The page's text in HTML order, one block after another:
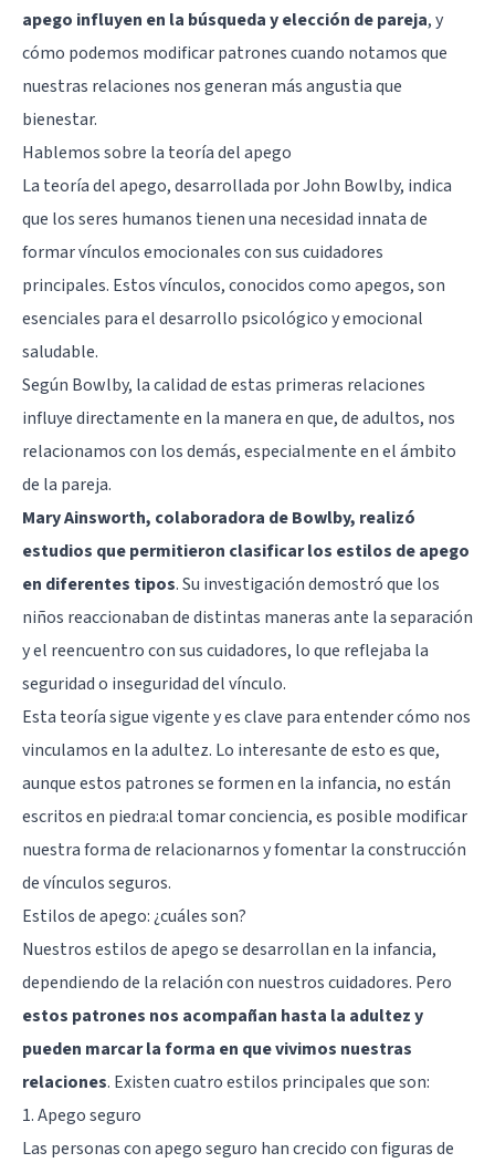
apego influyen en la búsqueda y elección de pareja, y
cómo podemos modificar patrones cuando notamos que
nuestras relaciones nos generan más angustia que
bienestar.
Hablemos sobre la teoría del apego
La teoría del apego, desarrollada por John Bowlby, indica
que los seres humanos tienen una necesidad innata de
formar vínculos emocionales con sus cuidadores
principales. Estos vínculos, conocidos como apegos, son
esenciales para el desarrollo psicológico y emocional
saludable.
Según Bowlby, la calidad de estas primeras relaciones
influye directamente en la manera en que, de adultos, nos
relacionamos con los demás, especialmente en el ámbito
de la pareja.
Mary Ainsworth, colaboradora de Bowlby, realizó
estudios que permitieron clasificar los estilos de apego
en diferentes tipos. Su investigación demostró que los
niños reaccionaban de distintas maneras ante la separación
y el reencuentro con sus cuidadores, lo que reflejaba la
seguridad o inseguridad del vínculo.
Esta teoría sigue vigente y es clave para entender cómo nos
vinculamos en la adultez. Lo interesante de esto es que,
aunque estos patrones se formen en la infancia, no están
escritos en piedra:al tomar conciencia, es posible modificar
nuestra forma de relacionarnos y fomentar la construcción
de vínculos seguros.
Estilos de apego: ¿cuáles son?
Nuestros estilos de apego se desarrollan en la infancia,
dependiendo de la relación con nuestros cuidadores. Pero
estos patrones nos acompañan hasta la adultez y
pueden marcar la forma en que vivimos nuestras
relaciones. Existen cuatro estilos principales que son:
1. Apego seguro
Las personas con apego seguro han crecido con figuras de